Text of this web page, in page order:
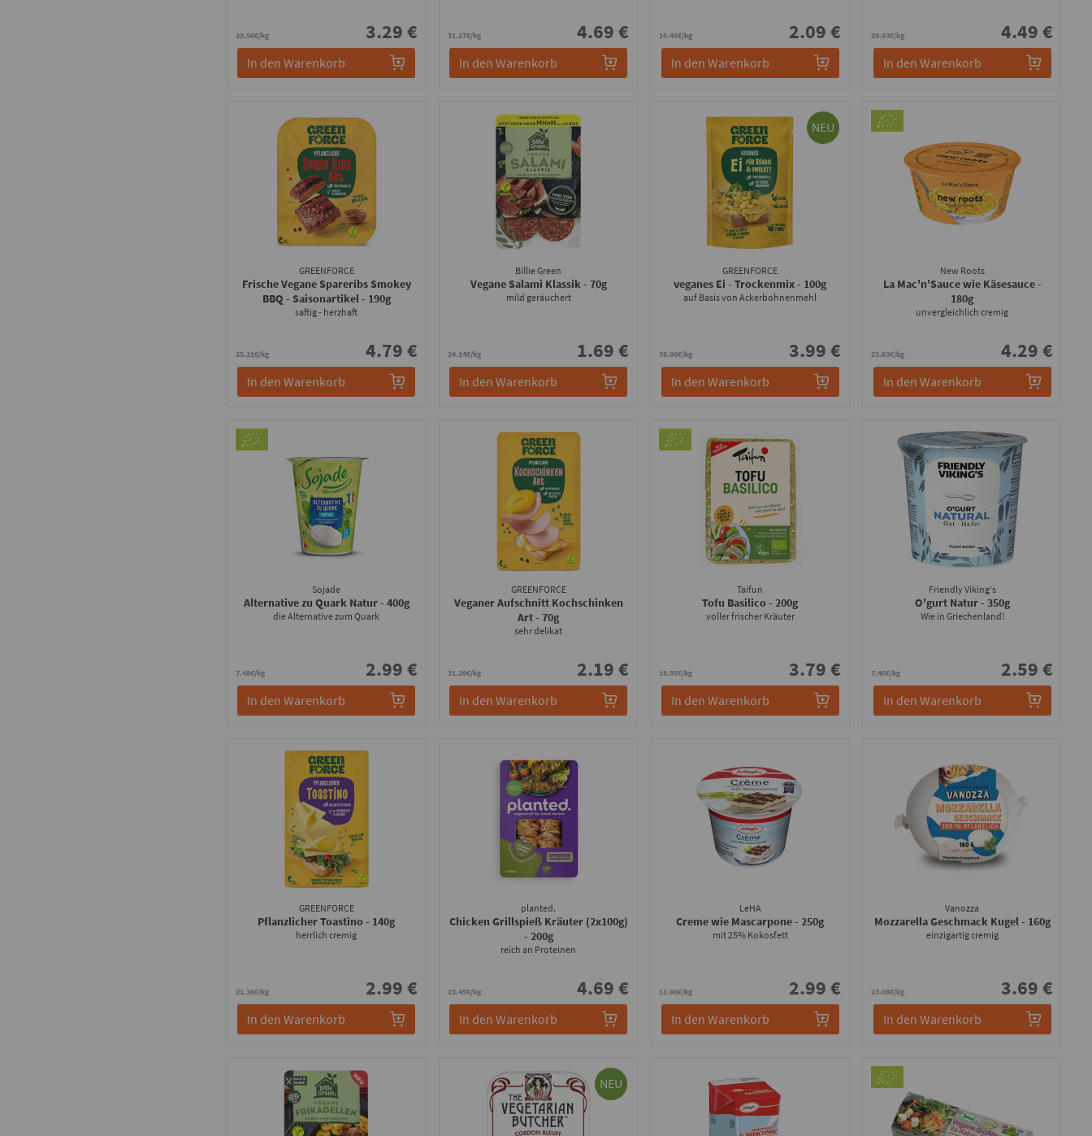
20.56€/kg 3.29 €
In den Warenkorb
31.27€/kg 4.69 €
In den Warenkorb
10.45€/kg 2.09 €
In den Warenkorb
29.93€/kg 4.49 €
In den Warenkorb
GREENFORCE
Frische Vegane Spareribs Smokey
BBQ - Saisonartikel- 190g
saftig - herzhaft
25.21€/kg 4.79 €
In den Warenkorb
Billie Green
Vegane Salami Klassik- 70g
mild geräuchert
24.14€/kg 1.69 €
In den Warenkorb
NEU
GREENFORCE
veganes Ei - Trockenmix- 100g
auf Basis von Ackerbohnenmehl
39.90€/kg 3.99 €
In den Warenkorb
New Roots
La Mac'n'Sauce wie Käsesauce-
180g
unvergleichlich cremig
23.83€/kg 4.29 €
In den Warenkorb
Sojade
Alternative zu Quark Natur- 400g
die Alternative zum Quark
7.48€/kg 2.99 €
In den Warenkorb
GREENFORCE
Veganer Aufschnitt Kochschinken
Art- 70g
sehr delikat
31.29€/kg 2.19 €
In den Warenkorb
Taifun
Tofu Basilico- 200g
voller frischer Kräuter
18.95€/kg 3.79 €
In den Warenkorb
Friendly Viking's
O'gurt Natur- 350g
Wie in Griechenland!
7.40€/kg 2.59 €
In den Warenkorb
GREENFORCE
Pflanzlicher Toastino- 140g
herrlich cremig
21.36€/kg 2.99 €
In den Warenkorb
planted.
Chicken Grillspieß Kräuter (2x100g)
- 200g
reich an Proteinen
23.45€/kg 4.69 €
In den Warenkorb
LeHA
Creme wie Mascarpone- 250g
mit 25% Kokosfett
11.96€/kg 2.99 €
In den Warenkorb
Vanozza
Mozzarella Geschmack Kugel- 160g
einzigartig cremig
23.06€/kg 3.69 €
In den Warenkorb
NEU